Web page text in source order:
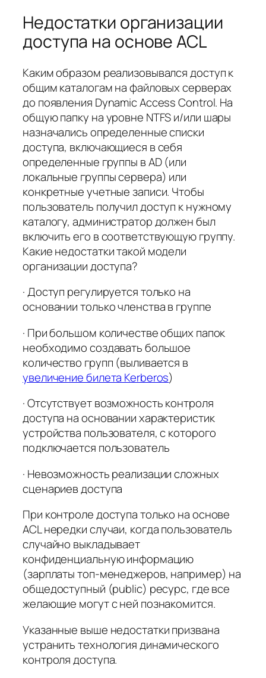
Недостатки организации
доступа на основе ACL
Каким образом реализовывался доступ к
общим каталогам на файловых серверах
до появления Dynamic Access Control. На
общую папку на уровне NTFS и/или шары
назначались определенные списки
доступа, включающиеся в себя
определенные группы в AD (или
локальные группы сервера) или
конкретные учетные записи. Чтобы
пользователь получил доступ к нужному
каталогу, администратор должен был
включить его в соответствующую группу.
Какие недостатки такой модели
организации доступа?
· Доступ регулируется только на
основании только членства в группе
· При большом количестве общих папок
необходимо создавать большое
количество групп (выливается в
увеличение билета Kerberos)
· Отсутствует возможность контроля
доступа на основании характеристик
устройства пользователя, с которого
подключается пользователь
· Невозможность реализации сложных
сценариев доступа
При контроле доступа только на основе
ACL нередки случаи, когда пользователь
случайно выкладывает
конфиденциальную информацию
(зарплаты топ-менеджеров, например) на
общедоступный (public) ресурс, где все
желающие могут с ней познакомится.
Указанные выше недостатки призвана
устранить технология динамического
контроля доступа.